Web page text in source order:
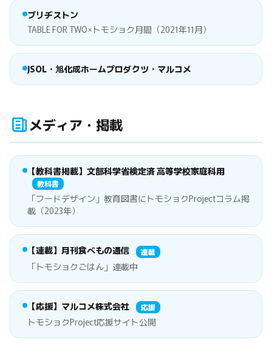
ブリヂストン
TABLE FOR TWO×トモショク月間（2021年11月）
JSOL・旭化成ホームプロダクツ・マルコメ
メディア・掲載
【教科書掲載】文部科学省検定済 高等学校家庭科用
教科書
「フードデザイン」教育図書にトモショクProjectコラム掲
載（2023年）
【連載】月刊食べもの通信 連載
「トモショクごはん」連載中
【応援】マルコメ株式会社 応援
トモショクProject応援サイト公開